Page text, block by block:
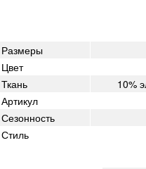
Размеры
Цвет
Ткань
10%
Артикул
Сезонность
Стиль